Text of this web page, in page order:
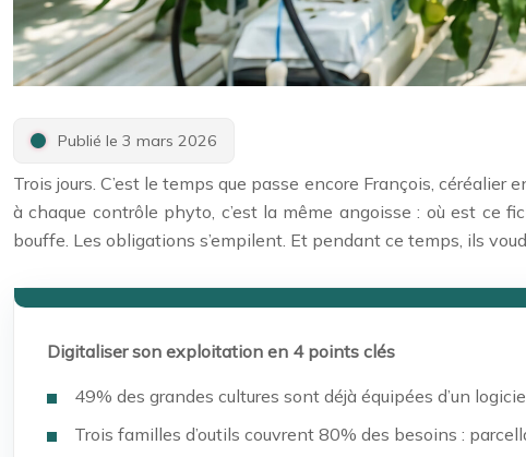
Publié le 3 mars 2026
Trois jours. C’est le temps que passe encore François,
à chaque contrôle phyto, c’est la même angoisse : où est ce
bouffe. Les obligations s’empilent. Et pendant ce temps, ils
Digitaliser son exploitation en 4 points clés
49% des grandes cultures sont déjà équipées d’un
Trois familles d’outils couvrent 80% des besoins :